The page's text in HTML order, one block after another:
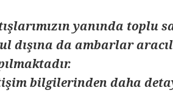
yanında toplu
dışına da ambarlar
bilgilerinden daha